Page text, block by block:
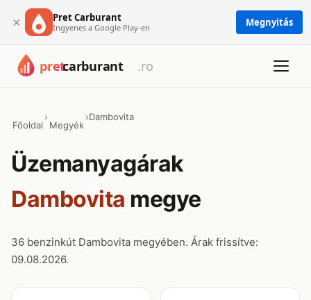
× Pret Carburant
Ingyenes a Google Play-en Megnyitás
Főoldal
›
Megyék
›Dambovita
Üzemanyagárak
Dambovita megye
36 benzinkút Dambovita megyében. Árak frissítve:
09.08.2026.